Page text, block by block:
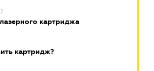
картриджа
картридж?